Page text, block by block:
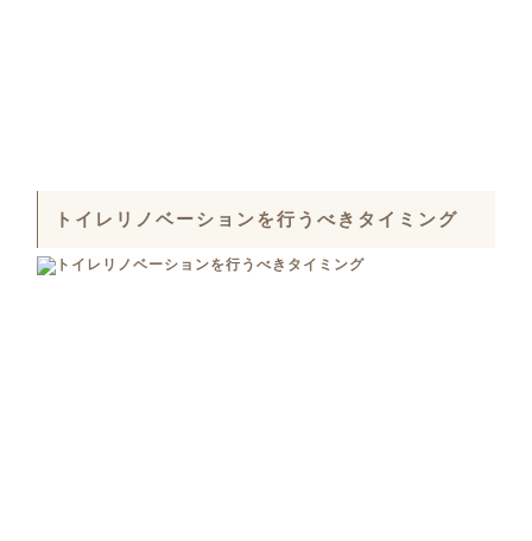
トイレリノベーションを行うべきタイミング